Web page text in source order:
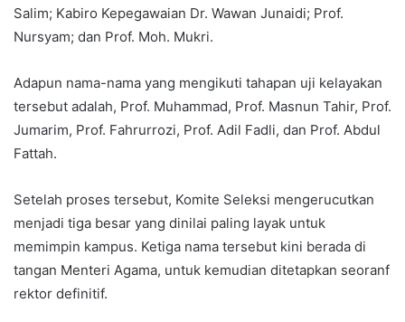
Salim; Kabiro Kepegawaian Dr. Wawan Junaidi; Prof.
Nursyam; dan Prof. Moh. Mukri.
Adapun nama-nama yang mengikuti tahapan uji kelayakan
tersebut adalah, Prof. Muhammad, Prof. Masnun Tahir, Prof.
Jumarim, Prof. Fahrurrozi, Prof. Adil Fadli, dan Prof. Abdul
Fattah.
Setelah proses tersebut, Komite Seleksi mengerucutkan
menjadi tiga besar yang dinilai paling layak untuk
memimpin kampus. Ketiga nama tersebut kini berada di
tangan Menteri Agama, untuk kemudian ditetapkan seoranf
rektor definitif.